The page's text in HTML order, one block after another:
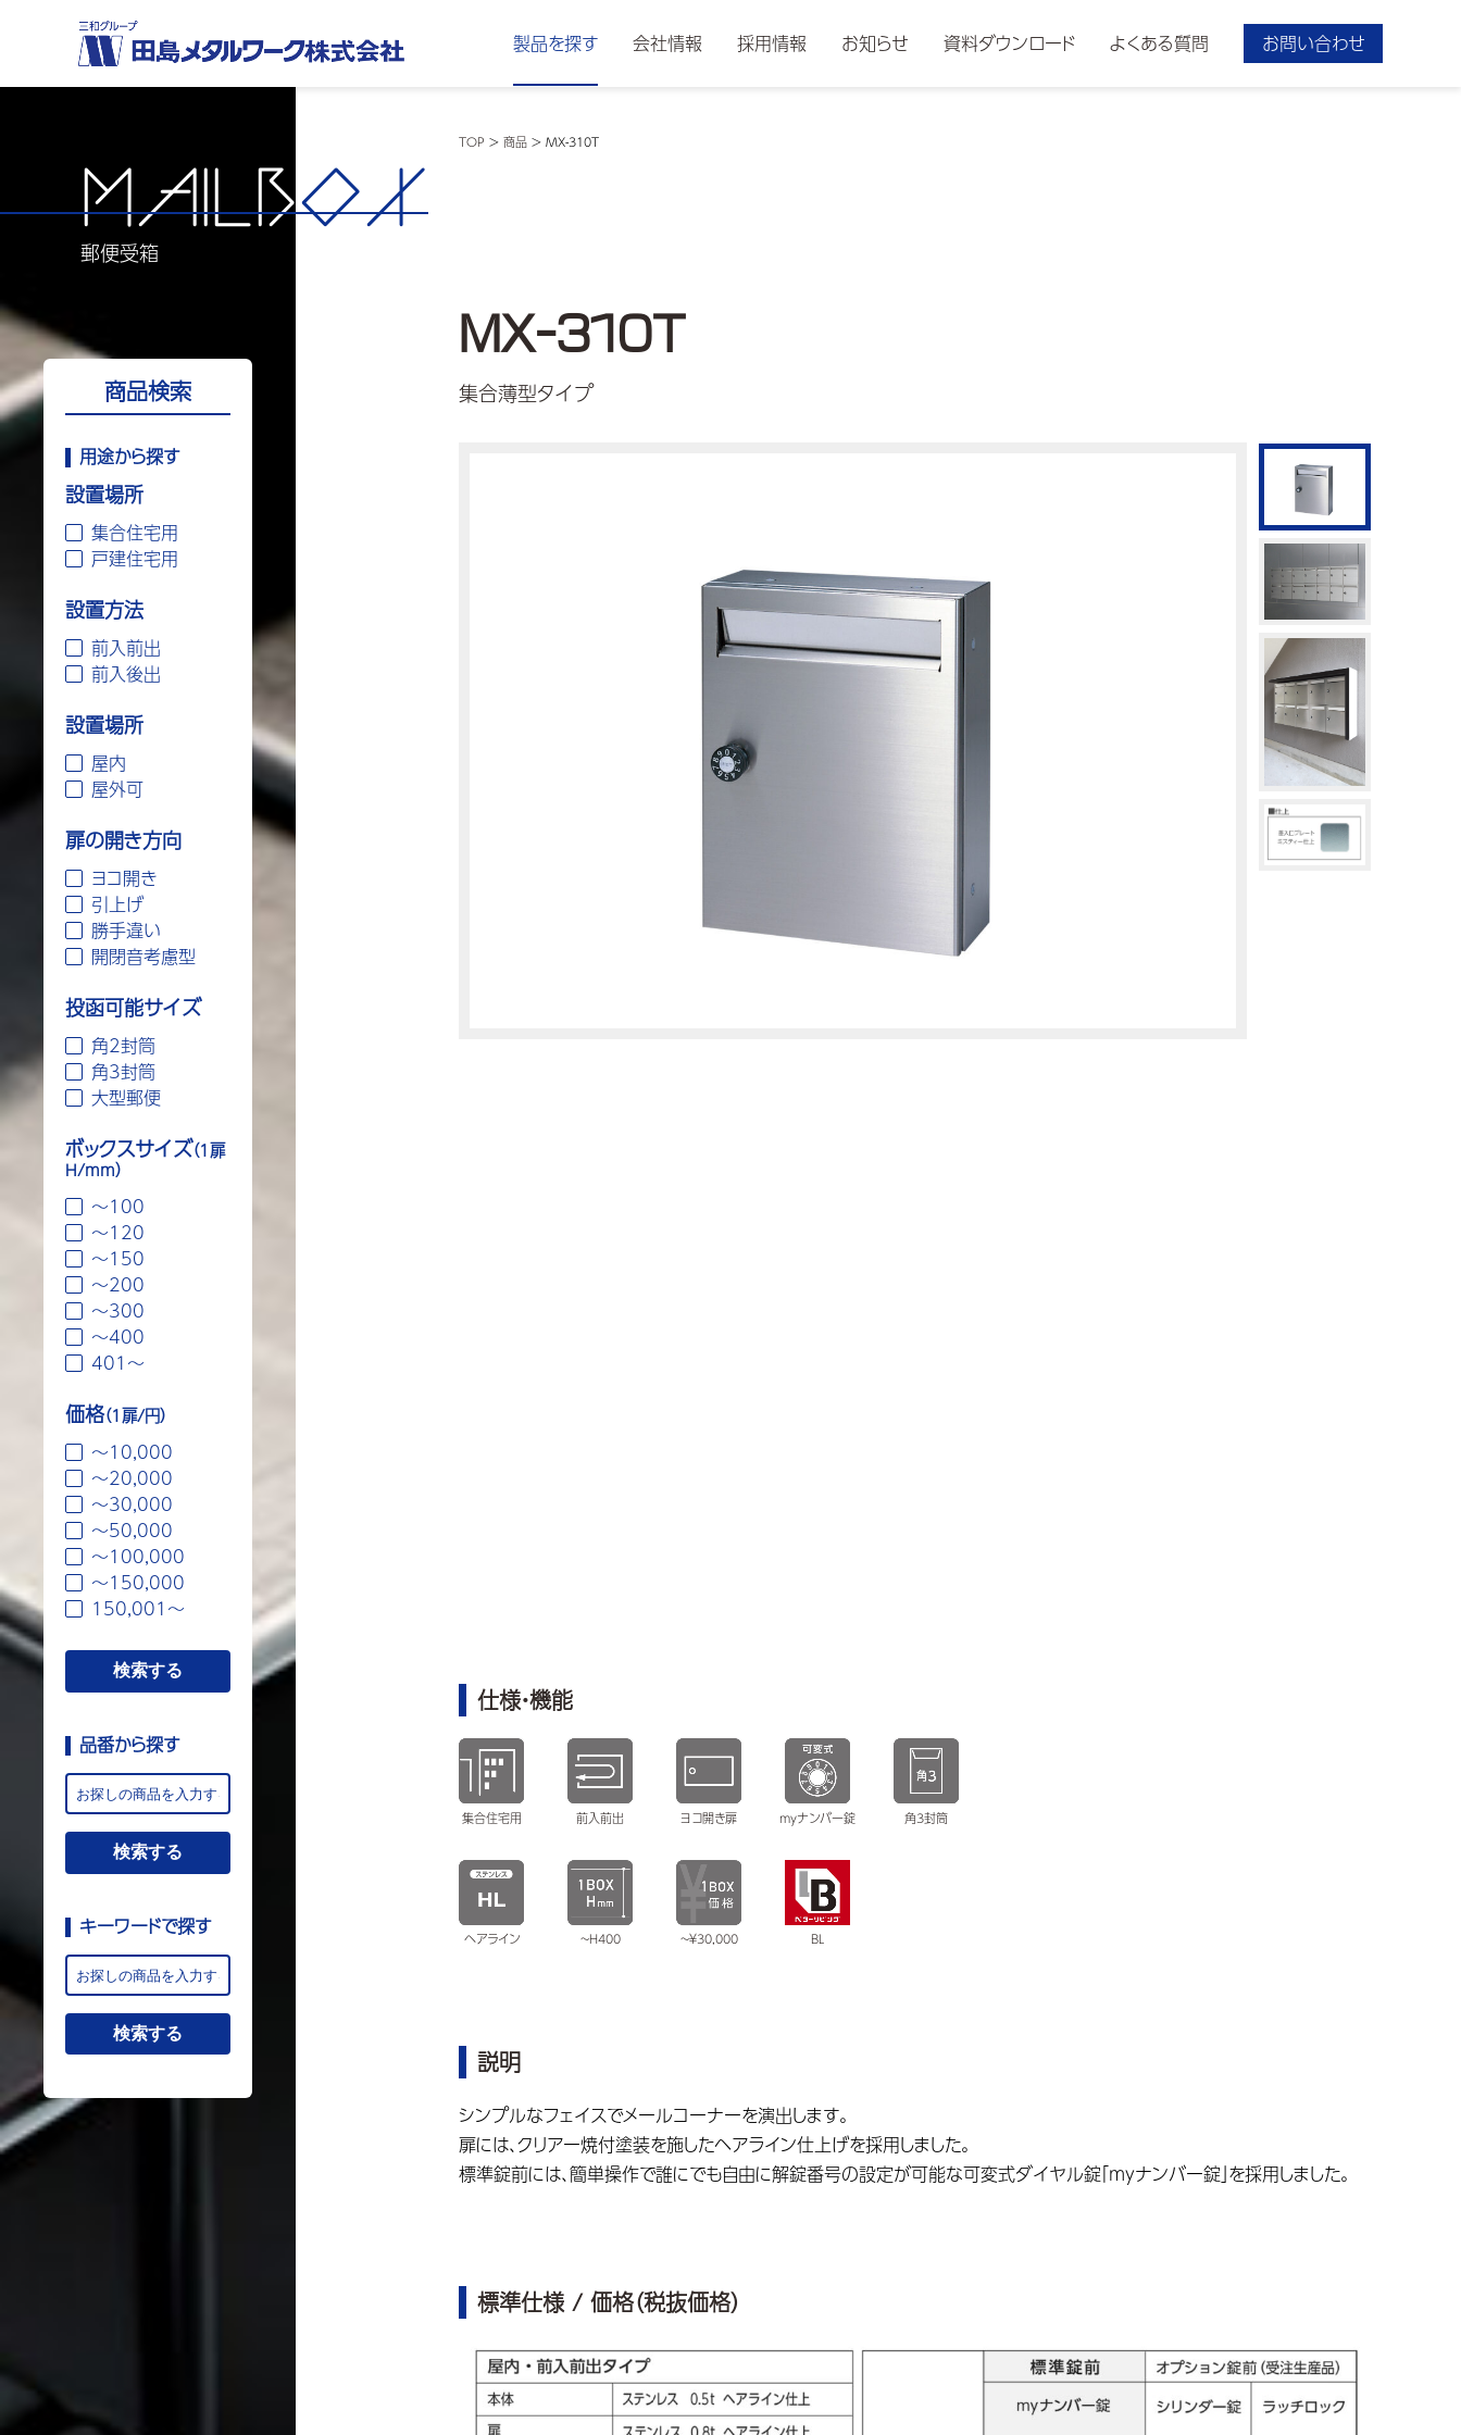
製品を探す 会社情報 採用情報 お知らせ 資料ダウンロード よくある質問 お問い合わせ
商品検索
用途から探す
設置場所
集合住宅用
戸建住宅用
設置方法
前入前出
前入後出
設置場所
屋内
屋外可
扉の開き方向
ヨコ開き
引上げ
勝手違い
開閉音考慮型
投函可能サイズ
角2封筒
角3封筒
大型郵便
ボックスサイズ（1扉
H/mm）
～100
～120
～150
～200
～300
～400
401～
価格（1扉/円）
〜10,000
〜20,000
〜30,000
〜50,000
〜100,000
〜150,000
150,001〜
品番から探す
キーワードで探す
TOP > 商品 > MX-310T
MAILBOX
郵便受箱
MX-310T
集合薄型タイプ
仕様・機能
集合住宅用 前入前出 ヨコ開き扉 myナンバー錠 角3封筒
ヘアライン ~H400 ~￥30,000 BL
説明
シンプルなフェイスでメールコーナーを演出します。
扉には、クリアー焼付塗装を施したヘアライン仕上げを採用しました。
標準錠前には、簡単操作で誰にでも自由に解錠番号の設定が可能な可変式ダイヤル錠「myナンバー錠」を採用しました。
標準仕様 / 価格（税抜価格）